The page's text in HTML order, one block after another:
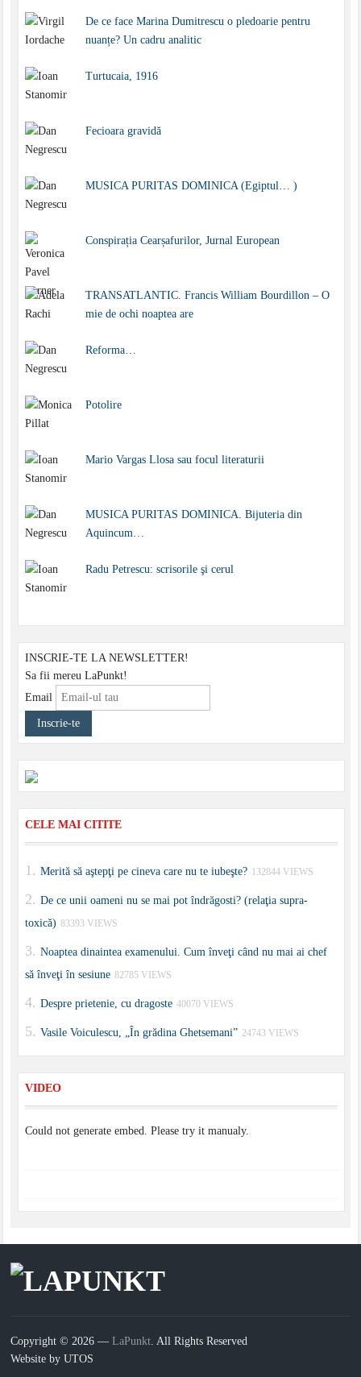
De ce face Marina Dumitrescu o pledoarie pentru
nuanțe? Un cadru analitic
Turtucaia, 1916
Fecioara gravidă
MUSICA PURITAS DOMINICA (Egiptul… )
Conspirația Cearșafurilor, Jurnal European
TRANSATLANTIC. Francis William Bourdillon – O
mie de ochi noaptea are
Reforma…
Potolire
Mario Vargas Llosa sau focul literaturii
MUSICA PURITAS DOMINICA. Bijuteria din
Aquincum…
Radu Petrescu: scrisorile şi cerul
INSCRIE-TE LA NEWSLETTER!
Sa fii mereu LaPunkt!
Email
CELE MAI CITITE
Merită să aştepţi pe cineva care nu te iubeşte? 132844 VIEWS
De ce unii oameni nu se mai pot îndrăgosti? (relaţia supra-
toxică) 83393 VIEWS
Noaptea dinaintea examenului. Cum înveţi când nu mai ai chef
să înveţi în sesiune 82785 VIEWS
Despre prietenie, cu dragoste 40070 VIEWS
Vasile Voiculescu, „În grădina Ghetsemani” 24743 VIEWS
VIDEO
Could not generate embed. Please try it manualy.
Copyright © 2026 —LaPunkt. All Rights Reserved
Website by UTOS